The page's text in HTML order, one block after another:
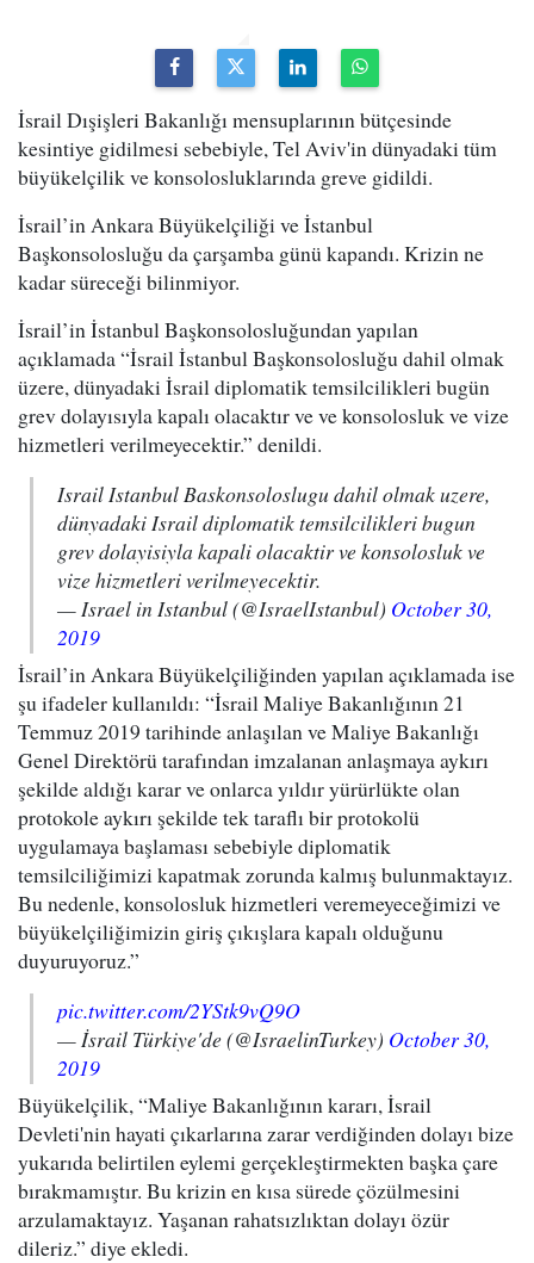
İsrail Dışişleri Bakanlığı mensuplarının bütçesinde
kesintiye gidilmesi sebebiyle, Tel Aviv'in dünyadaki tüm
büyükelçilik ve konsolosluklarında greve gidildi.
İsrail’in Ankara Büyükelçiliği ve İstanbul
Başkonsolosluğu da çarşamba günü kapandı. Krizin ne
kadar süreceği bilinmiyor.
İsrail’in İstanbul Başkonsolosluğundan yapılan
açıklamada “İsrail İstanbul Başkonsolosluğu dahil olmak
üzere, dünyadaki İsrail diplomatik temsilcilikleri bugün
grev dolayısıyla kapalı olacaktır ve ve konsolosluk ve vize
hizmetleri verilmeyecektir.” denildi.
Israil Istanbul Baskonsoloslugu dahil olmak uzere,
dünyadaki Israil diplomatik temsilcilikleri bugun
grev dolayisiyla kapali olacaktir ve konsolosluk ve
vize hizmetleri verilmeyecektir.
— Israel in Istanbul (@IsraelIstanbul) October 30,
2019
İsrail’in Ankara Büyükelçiliğinden yapılan açıklamada ise
şu ifadeler kullanıldı: “İsrail Maliye Bakanlığının 21
Temmuz 2019 tarihinde anlaşılan ve Maliye Bakanlığı
Genel Direktörü tarafından imzalanan anlaşmaya aykırı
şekilde aldığı karar ve onlarca yıldır yürürlükte olan
protokole aykırı şekilde tek taraflı bir protokolü
uygulamaya başlaması sebebiyle diplomatik
temsilciliğimizi kapatmak zorunda kalmış bulunmaktayız.
Bu nedenle, konsolosluk hizmetleri veremeyeceğimizi ve
büyükelçiliğimizin giriş çıkışlara kapalı olduğunu
duyuruyoruz.”
pic.twitter.com/2YStk9vQ9O
— İsrail Türkiye'de (@IsraelinTurkey) October 30,
2019
Büyükelçilik, “Maliye Bakanlığının kararı, İsrail
Devleti'nin hayati çıkarlarına zarar verdiğinden dolayı bize
yukarıda belirtilen eylemi gerçekleştirmekten başka çare
bırakmamıştır. Bu krizin en kısa sürede çözülmesini
arzulamaktayız. Yaşanan rahatsızlıktan dolayı özür
dileriz.” diye ekledi.